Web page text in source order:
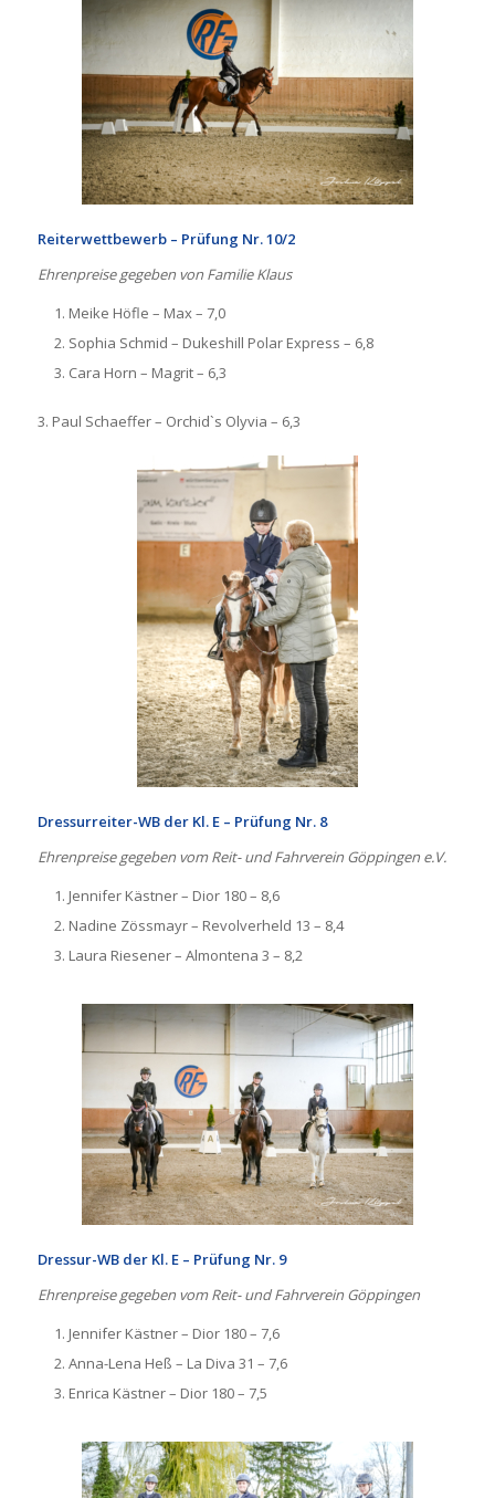
Reiterwettbewerb – Prüfung Nr. 10/2
Ehrenpreise gegeben von Familie Klaus
Meike Höfle – Max – 7,0
Sophia Schmid – Dukeshill Polar Express – 6,8
Cara Horn – Magrit – 6,3
3. Paul Schaeffer – Orchid`s Olyvia – 6,3
Dressurreiter-WB der Kl. E – Prüfung Nr. 8
Ehrenpreise gegeben vom Reit- und Fahrverein Göppingen e.V.
Jennifer Kästner – Dior 180 – 8,6
Nadine Zössmayr – Revolverheld 13 – 8,4
Laura Riesener – Almontena 3 – 8,2
Dressur-WB der Kl. E – Prüfung Nr. 9
Ehrenpreise gegeben vom Reit- und Fahrverein Göppingen
Jennifer Kästner – Dior 180 – 7,6
Anna-Lena Heß – La Diva 31 – 7,6
Enrica Kästner – Dior 180 – 7,5